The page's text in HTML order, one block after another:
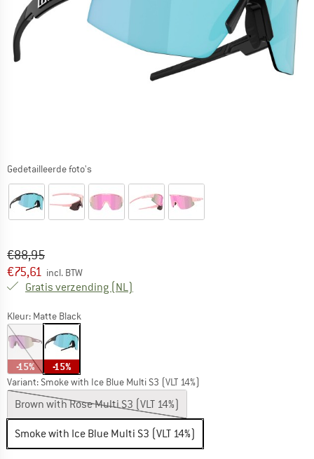
Gedetailleerde foto's
Oorspronkelijke prijs :
€88,95
Prijs:
€75,61 incl. BTW
Gratis verzending (NL)
Kleur: Matte Black
-15% -15%
Variant: Smoke with Ice Blue Multi S3 (VLT 14%)
Brown with Rose Multi S3 (VLT 14%)
Smoke with Ice Blue Multi S3 (VLT 14%)